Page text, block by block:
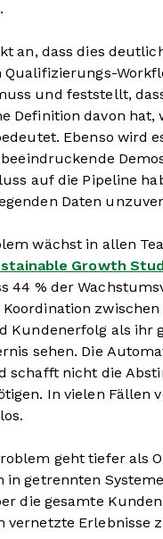
an, dass dies
Qualifizierungs-
und feststellt,
Definition davon hat,
Ebenso wird
auf die Pipeline
Daten
wächst in allen
Growth
44 % der
zwischen
Kundenerfolg als ihr
sehen. Die
schafft nicht die
In vielen Fällen
geht tiefer als
in getrennten
die gesamte
vernetzte Erlebnisse